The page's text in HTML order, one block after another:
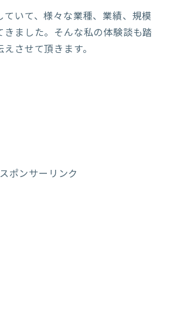
いて、様々な業種、業績、規模
きました。そんな私の体験談も踏
させて頂きます。
スポンサーリンク